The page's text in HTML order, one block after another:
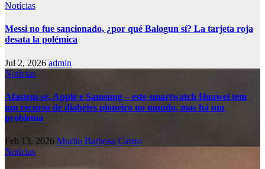
Notícias
Messi no fue sancionado, ¿por qué Balogun sí? La tarjeta roja
desata la polémica
Jul 2, 2026 admin
Notícias
Afastem-se, Apple e Samsung – este smartwatch Huawei tem
um recurso de diabetes pioneiro no mundo, mas há um
problema
Feb 13, 2026 Murilo Barbosa Castro
Notícias